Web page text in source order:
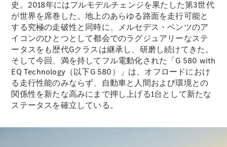
電気自動車モデル
プラグインハイブリッドモデル
Sedan
CLA
史。2018年にはフルモデルチェンジを果たした第3世代
が世界を席巻した。地上のあらゆる路面を走行可能と
する究極の走破性と同時に、メルセデス・ベンツのア
イコンのひとつとして都会でのラグジュアリーなステ
ータスをも歴代Gクラスは継承し、研磨し続けてきた。
そして今回、満を持してフル電動化された「G 580 with
EQ Technology（以下G 580）」は、オフロードにおけ
る走行性能のみならず、自動車と人間および環境との
関係性を新たな高みにまで押し上げる1台として新たな
ステータスを確立している。